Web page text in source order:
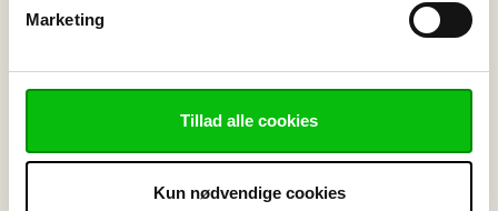
Marketing
Tillad alle cookies
Kun nødvendige cookies
indbakke
Vælg ønskede emner
Skilt & Reklame
Bygge- og Interiør Plast